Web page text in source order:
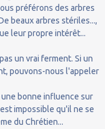
préférons des arbres
beaux arbres stériles...,
leur propre intérêt...
un vrai ferment. Si un
pouvons-nous l'appeler
bonne influence sur
impossible qu'il ne se
du Chrétien...